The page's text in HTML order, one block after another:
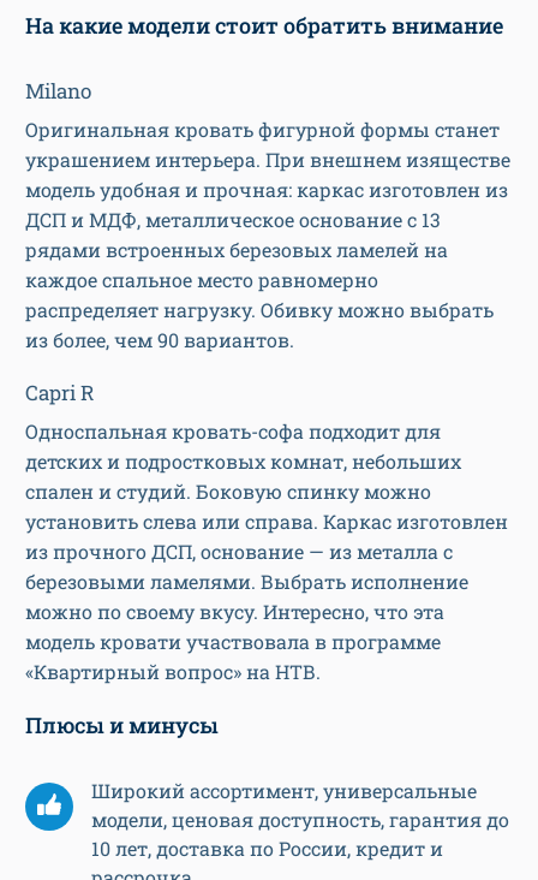
На какие модели стоит обратить внимание
Milano
Оригинальная кровать фигурной формы станет
украшением интерьера. При внешнем изяществе
модель удобная и прочная: каркас изготовлен из
ДСП и МДФ, металлическое основание с 13
рядами встроенных березовых ламелей на
каждое спальное место равномерно
распределяет нагрузку. Обивку можно выбрать
из более, чем 90 вариантов.
Capri R
Односпальная кровать-софа подходит для
детских и подростковых комнат, небольших
спален и студий. Боковую спинку можно
установить слева или справа. Каркас изготовлен
из прочного ДСП, основание — из металла с
березовыми ламелями. Выбрать исполнение
можно по своему вкусу. Интересно, что эта
модель кровати участвовала в программе
«Квартирный вопрос» на НТВ.
Плюсы и минусы
Широкий ассортимент, универсальные
модели, ценовая доступность, гарантия до
10 лет, доставка по России, кредит и